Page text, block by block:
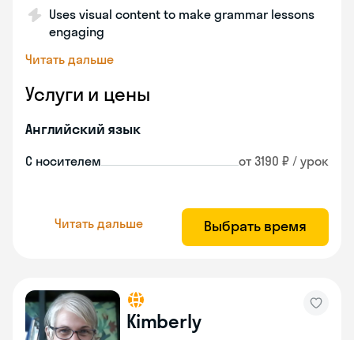
Uses visual content to make grammar lessons
engaging
Читать дальше
Услуги и цены
Английский язык
С носителем от 3190 ₽ / урок
Читать дальше Выбрать время
Kimberly